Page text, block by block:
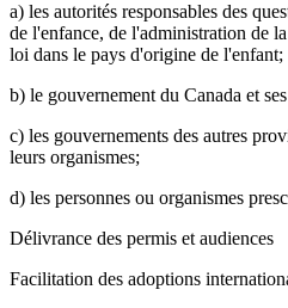
a) les autorités responsables des
de l'enfance, de l'administration de
loi dans le pays d'origine de l'enfant;
b) le gouvernement du Canada et
c) les gouvernements des autres
leurs organismes;
d) les personnes ou organismes
Délivrance des permis et audiences
Facilitation des adoptions